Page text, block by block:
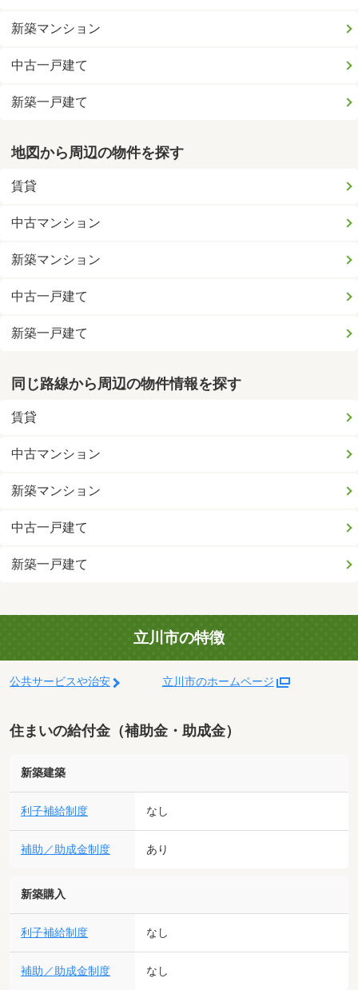
新築マンション
中古一戸建て
新築一戸建て
地図から周辺の物件を探す
賃貸
中古マンション
新築マンション
中古一戸建て
新築一戸建て
同じ路線から周辺の物件情報を探す
賃貸
中古マンション
新築マンション
中古一戸建て
新築一戸建て
立川市の特徴
公共サービスや治安 立川市のホームページ
住まいの給付金（補助金・助成金）
新築建築
利子補給制度 なし
補助／助成金制度 あり
新築購入
利子補給制度 なし
補助／助成金制度 なし